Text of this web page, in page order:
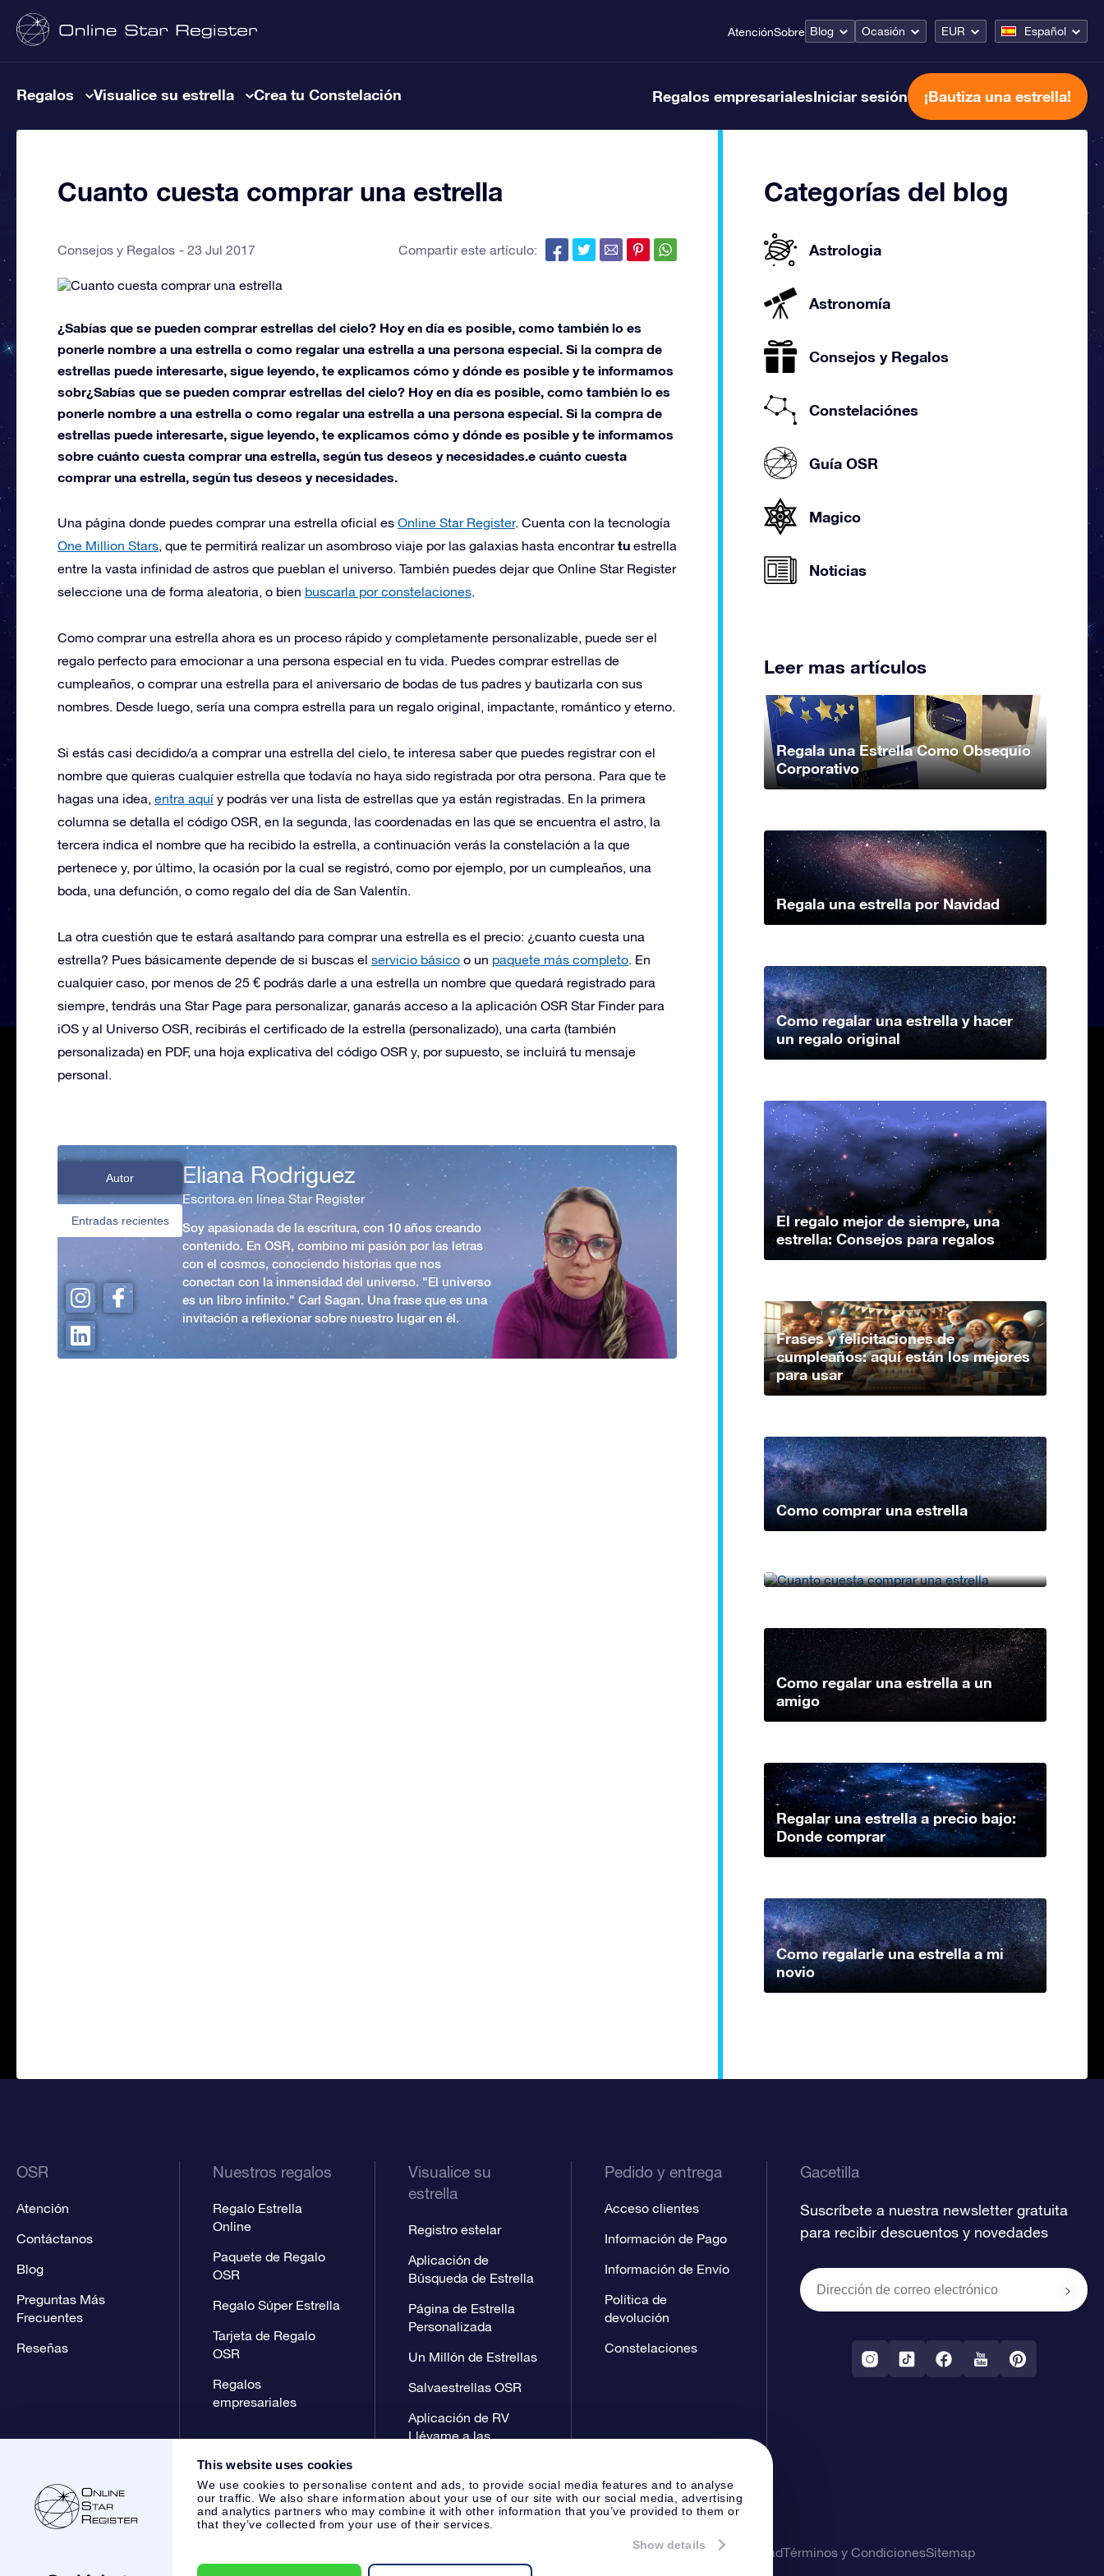
This website uses cookies
We use cookies to personalise content and ads, to provide social media features and to analyse
our traffic. We also share information about your use of our site with our social media, advertising
and analytics partners who may combine it with other information that you’ve provided to them or
that they’ve collected from your use of their services.
Show details
AtenciónSobre Blog Ocasión EUR Español
Regalos Visualice su estrella Crea tu Constelación Regalos empresarialesIniciar sesión ¡Bautiza una estrella!
Cuanto cuesta comprar una estrella
Consejos y Regalos 23 Jul 2017 Compartir este artículo:
¿Sabías que se pueden comprar estrellas del cielo? Hoy en día es posible, como también lo es
ponerle nombre a una estrella o como regalar una estrella a una persona especial. Si la compra de
estrellas puede interesarte, sigue leyendo, te explicamos cómo y dónde es posible y te informamos
sobr¿Sabías que se pueden comprar estrellas del cielo? Hoy en día es posible, como también lo es
ponerle nombre a una estrella o como regalar una estrella a una persona especial. Si la compra de
estrellas puede interesarte, sigue leyendo, te explicamos cómo y dónde es posible y te informamos
sobre cuánto cuesta comprar una estrella, según tus deseos y necesidades.e cuánto cuesta
comprar una estrella, según tus deseos y necesidades.
Una página donde puedes comprar una estrella oficial es Online Star Register. Cuenta con la tecnología
One Million Stars, que te permitirá realizar un asombroso viaje por las galaxias hasta encontrartu estrella
entre la vasta infinidad de astros que pueblan el universo. También puedes dejar que Online Star Register
seleccione una de forma aleatoria, o bien buscarla por constelaciones.
Como comprar una estrella ahora es un proceso rápido y completamente personalizable, puede ser el
regalo perfecto para emocionar a una persona especial en tu vida. Puedes comprar estrellas de
cumpleaños, o comprar una estrella para el aniversario de bodas de tus padres y bautizarla con sus
nombres. Desde luego, sería una compra estrella para un regalo original, impactante, romántico y eterno.
Si estás casi decidido/a a comprar una estrella del cielo, te interesa saber que puedes registrar con el
nombre que quieras cualquier estrella que todavía no haya sido registrada por otra persona. Para que te
hagas una idea, entra aquí y podrás ver una lista de estrellas que ya están registradas. En la primera
columna se detalla el código OSR, en la segunda, las coordenadas en las que se encuentra el astro, la
tercera indica el nombre que ha recibido la estrella, a continuación verás la constelación a la que
pertenece y, por último, la ocasión por la cual se registró, como por ejemplo, por un cumpleaños, una
boda, una defunción, o como regalo del día de San Valentín.
La otra cuestión que te estará asaltando para comprar una estrella es el precio: ¿cuanto cuesta una
estrella? Pues básicamente depende de si buscas el servicio básico o un paquete más completo. En
cualquier caso, por menos de 25 € podrás darle a una estrella un nombre que quedará registrado para
siempre, tendrás una Star Page para personalizar, ganarás acceso a la aplicación OSR Star Finder para
iOS y al Universo OSR, recibirás el certificado de la estrella (personalizado), una carta (también
personalizada) en PDF, una hoja explicativa del código OSR y, por supuesto, se incluirá tu mensaje
personal.
Autor
Entradas recientes
Eliana Rodriguez
Escritora en línea Star Register
Soy apasionada de la escritura, con 10 años creando
contenido. En OSR, combino mi pasión por las letras
con el cosmos, conociendo historias que nos
conectan con la inmensidad del universo. "El universo
es un libro infinito." Carl Sagan. Una frase que es una
invitación a reflexionar sobre nuestro lugar en él.
Categorías del blog
Astrologia
Astronomía
Consejos y Regalos
Constelaciónes
Guía OSR
Magico
Noticias
Leer mas artículos
Regala una Estrella Como Obsequio
Corporativo
Regala una estrella por Navidad
Como regalar una estrella y hacer
un regalo original
El regalo mejor de siempre, una
estrella: Consejos para regalos
Frases y felicitaciones de
cumpleaños: aquí están los mejores
para usar
Como comprar una estrella
Como regalar una estrella a un
amigo
Regalar una estrella a precio bajo:
Donde comprar
Como regalarle una estrella a mi
novio
OSR
Atención
Contáctanos
Blog
Preguntas Más
Frecuentes
Reseñas
Nuestros regalos
Regalo Estrella
Online
Paquete de Regalo
OSR
Regalo Súper Estrella
Tarjeta de Regalo
OSR
Regalos
empresariales
Visualice su
estrella
Registro estelar
Aplicación de
Búsqueda de Estrella
Página de Estrella
Personalizada
Un Millón de Estrellas
Salvaestrellas OSR
Aplicación de RV
Llévame a las
Pedido y entrega
Acceso clientes
Información de Pago
Información de Envío
Política de
devolución
Constelaciones
Gacetilla
Suscríbete a nuestra newsletter gratuita
para recibir descuentos y novedades
Página de prensaPolítica de PrivacidadTérminos y CondicionesSitemap